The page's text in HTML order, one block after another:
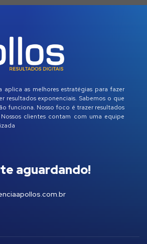
aplica as melhores estratégias para fazer
resultados exponenciais. Sabemos o que
funciona. Nosso foco é trazer resultados
clientes contam com uma equipe
aguardando!